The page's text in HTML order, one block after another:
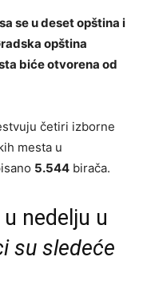
se u deset opština i
opština
biće otvorena od
četiri izborne
mesta u
5.544 birača.
nedelju u
su sledeće